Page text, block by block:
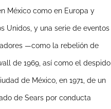
México como en Europa y
Unidos, y una serie de eventos
—como la rebelión de
de 1969, así como el despido
de México, en 1971, de un
de Sears por conducta